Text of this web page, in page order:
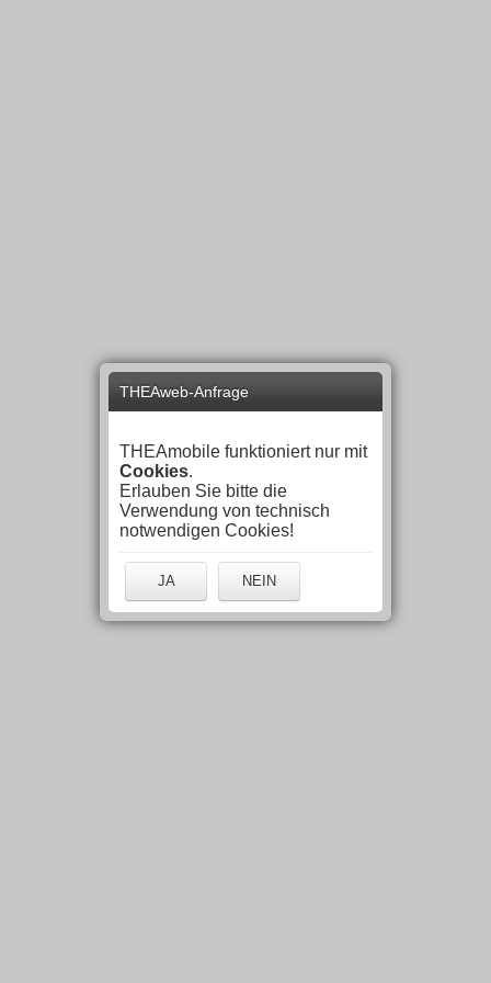
THEAweb-Anfrage
THEAmobile funktioniert nur mit
Cookies.
Erlauben Sie bitte die
Verwendung von technisch
notwendigen Cookies!
JA NEIN